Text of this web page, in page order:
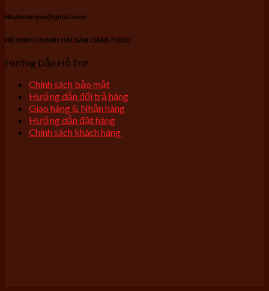
Huylecongvn@gmail.com
HỘ KINH DOANH HẢI SẢN CRAB FOOD
Hướng Dẫn Hỗ Trợ
Chính sách bảo mật
Hướng dẫn đổi trả hàng
Giao hàng & Nhận hàng
Hướng dẫn đặt hàng
Chính sách khách hàng